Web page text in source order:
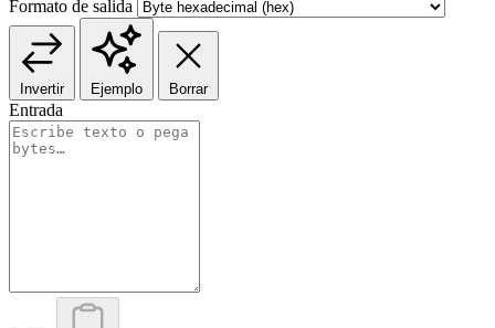
Formato de salida
Invertir Ejemplo Borrar
Entrada